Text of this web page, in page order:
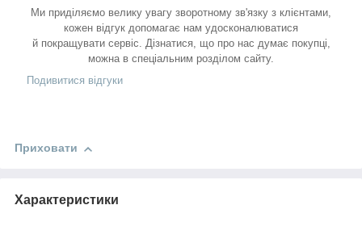
Ми приділяємо велику увагу зворотному зв'язку з клієнтами,
кожен відгук допомагає нам удосконалюватися
й покращувати сервіс. Дізнатися, що про нас думає покупці,
можна в спеціальним розділом сайту.
Подивитися відгуки
Приховати
Характеристики